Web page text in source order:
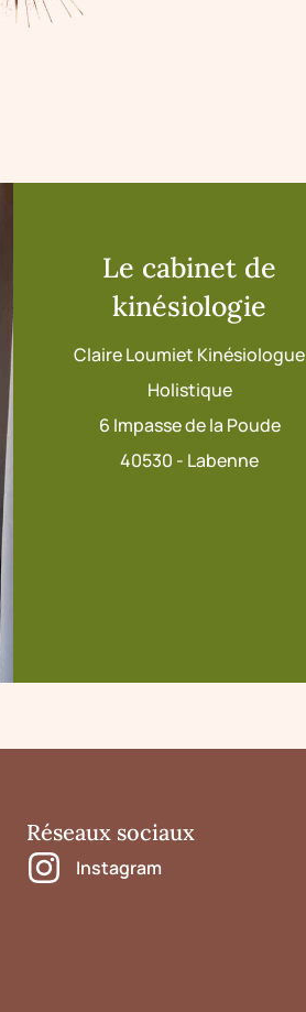
Le cabinet de
kinésiologie
Claire Loumiet Kinésiologue
Holistique
6 Impasse de la Poude
40530 - Labenne
Réseaux sociaux
Instagram